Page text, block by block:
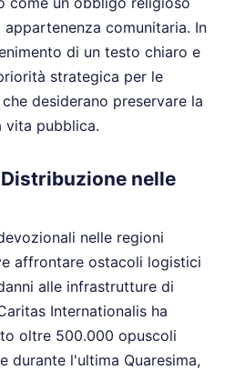
comunitaria. In
di un testo chiaro e
strategica per le
desiderano preservare la
vita pubblica.
nelle
nelle regioni
affrontare ostacoli logistici
alle infrastrutture di
Internationalis ha
oltre 500.000 opuscoli
durante l'ultima Quaresima,